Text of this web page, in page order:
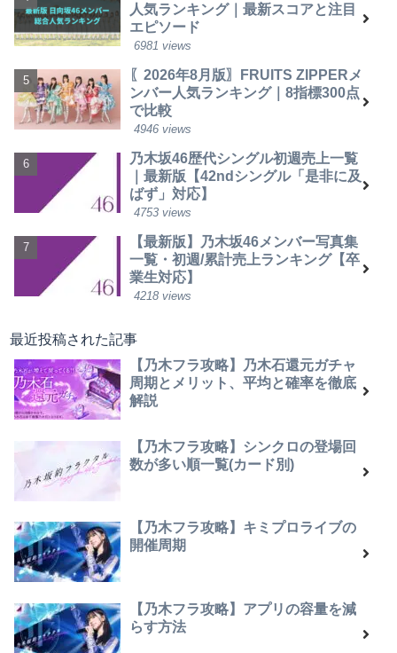
人気ランキング｜最新スコアと注目
エピソード
6981 views
〖2026年8月版〗FRUITS ZIPPERメ
ンバー人気ランキング｜8指標300点
で比較
4946 views
乃木坂46歴代シングル初週売上一覧
｜最新版【42ndシングル「是非に及
ばず」対応】
4753 views
【最新版】乃木坂46メンバー写真集
一覧・初週/累計売上ランキング【卒
業生対応】
4218 views
最近投稿された記事
【乃木フラ攻略】乃木石還元ガチャ
周期とメリット、平均と確率を徹底
解説
【乃木フラ攻略】シンクロの登場回
数が多い順一覧(カード別)
【乃木フラ攻略】キミプロライブの
開催周期
【乃木フラ攻略】アプリの容量を減
らす方法